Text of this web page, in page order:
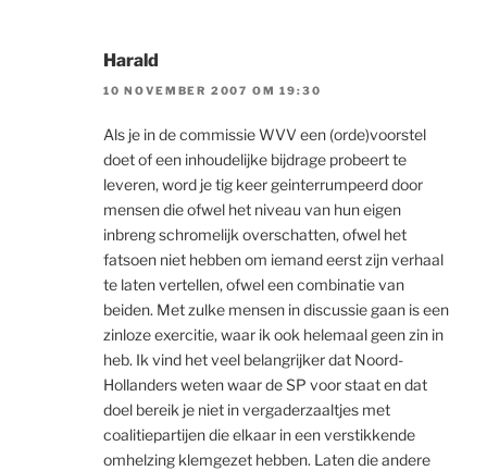
Harald
10 NOVEMBER 2007 OM 19:30
Als je in de commissie WVV een (orde)voorstel
doet of een inhoudelijke bijdrage probeert te
leveren, word je tig keer geinterrumpeerd door
mensen die ofwel het niveau van hun eigen
inbreng schromelijk overschatten, ofwel het
fatsoen niet hebben om iemand eerst zijn verhaal
te laten vertellen, ofwel een combinatie van
beiden. Met zulke mensen in discussie gaan is een
zinloze exercitie, waar ik ook helemaal geen zin in
heb. Ik vind het veel belangrijker dat Noord-
Hollanders weten waar de SP voor staat en dat
doel bereik je niet in vergaderzaaltjes met
coalitiepartijen die elkaar in een verstikkende
omhelzing klemgezet hebben. Laten die andere